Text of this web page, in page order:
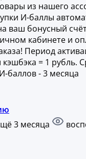
из нашего
И-баллы
ваш бонусный
кабинете и
Период
= 1 рубль.
баллов - 3 месяца
3 месяца